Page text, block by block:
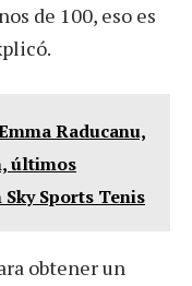
de 100, eso es
Raducanu,
últimos
Sports Tenis
obtener un